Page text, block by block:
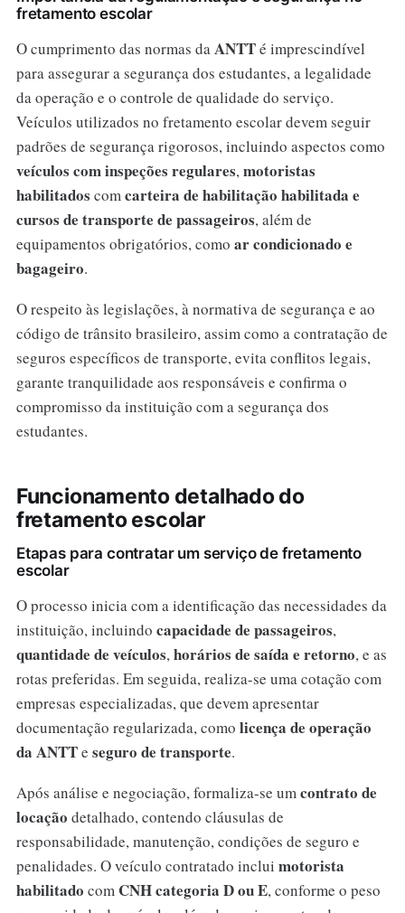
fretamento escolar
O cumprimento das normas daANTTé imprescindível
para assegurar a segurança dos estudantes, a legalidade
da operação e o controle de qualidade do serviço.
Veículos utilizados no fretamento escolar devem seguir
padrões de segurança rigorosos, incluindo aspectos como
veículos com inspeções regulares,motoristas
habilitados comcarteira de habilitação habilitada e
cursos de transporte de passageiros, além de
equipamentos obrigatórios, como ar condicionado e
bagageiro.
O respeito às legislações, à normativa de segurança e ao
código de trânsito brasileiro, assim como a contratação de
seguros específicos de transporte, evita conflitos legais,
garante tranquilidade aos responsáveis e confirma o
compromisso da instituição com a segurança dos
estudantes.
Funcionamento detalhado do
fretamento escolar
Etapas para contratar um serviço de fretamento
escolar
O processo inicia com a identificação das necessidades da
instituição, incluindo capacidade de passageiros,
quantidade de veículos,horários de saída e retorno, e as
rotas preferidas. Em seguida, realiza-se uma cotação com
empresas especializadas, que devem apresentar
documentação regularizada, como licença de operação
da ANTTe seguro de transporte.
Após análise e negociação, formaliza-se umcontrato de
locação detalhado, contendo cláusulas de
responsabilidade, manutenção, condições de seguro e
penalidades. O veículo contratado inclui motorista
habilitado com CNH categoria D ou E, conforme o peso